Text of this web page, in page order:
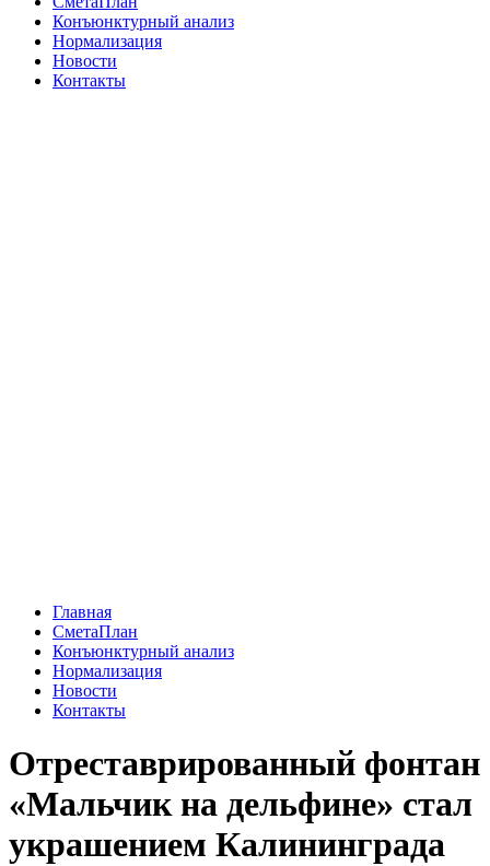
Конъюнктурный анализ
Нормализация
Новости
Контакты
Главная
СметаПлан
Конъюнктурный анализ
Нормализация
Новости
Контакты
Отреставрированный фонтан
«Мальчик на дельфине» стал
украшением Калининграда